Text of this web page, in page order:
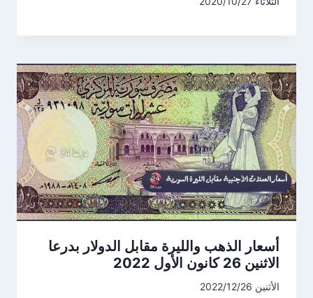
أسعار الذهب والليرة مقابل الدولار بدرعا
الاثنين 26 كانون الأول 2022
الأثنين 2022/12/26